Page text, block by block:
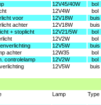
12V45/40W bol
12V4W bol
voor 12V18W buis
achter 12V18W buis
+ stoplicht 12V21/5W bol
12V2W bol
12V5W buis
achter 12W35 bol
controlelamp 12V2W bol
12V5W buis
Lamp Type